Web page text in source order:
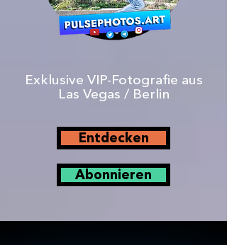
Exklusive VIP-Fotografie aus
Las Vegas / Berlin
Entdecken
Abonnieren